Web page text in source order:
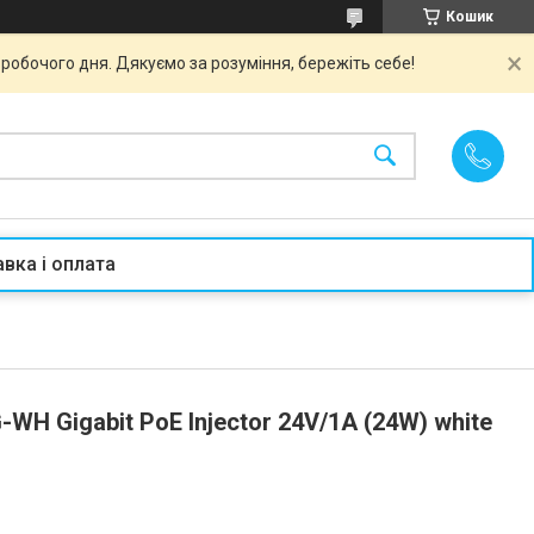
Кошик
дня. Дякуємо за розуміння, бережіть себе!
і оплата
Gigabit PoE Injector 24V/1A (24W) white